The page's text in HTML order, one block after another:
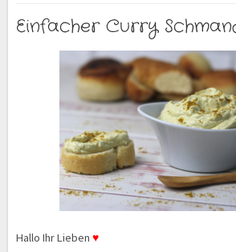
Einfacher Curry
Hallo Ihr Lieben ♥